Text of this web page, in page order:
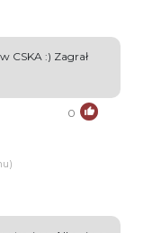
CSKA :) Zagrał
0